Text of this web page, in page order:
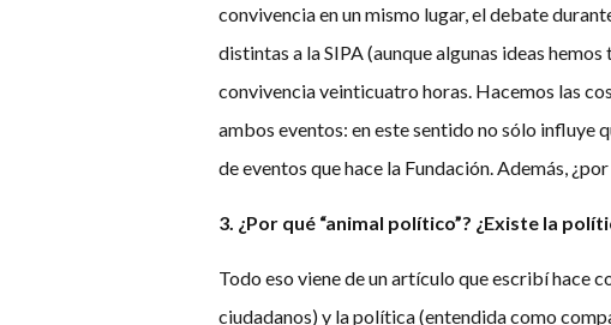
convivencia en un mismo lugar, el debate
distintas a la SIPA (aunque algunas ideas
convivencia veinticuatro horas. Hacemos las
ambos eventos: en este sentido no sólo influye
de eventos que hace la Fundación. Además,
3. ¿Por qué “animal político”? ¿Existe la
Todo eso viene de un artículo que escribí hace
ciudadanos) y la política (entendida como